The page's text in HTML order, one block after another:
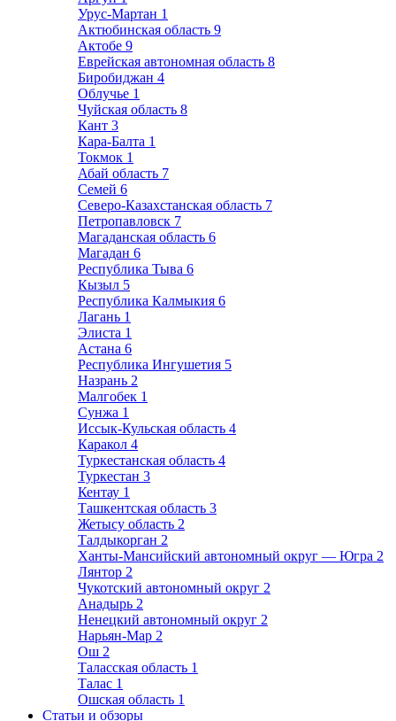
Урус-Мартан 1
Актюбинская область 9
Актобе 9
Еврейская автономная область 8
Биробиджан 4
Облучье 1
Чуйская область 8
Кант 3
Кара-Балта 1
Токмок 1
Абай область 7
Семей 6
Северо-Казахстанская область 7
Петропавловск 7
Магаданская область 6
Магадан 6
Республика Тыва 6
Кызыл 5
Республика Калмыкия 6
Лагань 1
Элиста 1
Астана 6
Республика Ингушетия 5
Назрань 2
Малгобек 1
Сунжа 1
Иссык-Кульская область 4
Каракол 4
Туркестанская область 4
Туркестан 3
Кентау 1
Ташкентская область 3
Жетысу область 2
Талдыкорган 2
Ханты-Мансийский автономный округ — Югра 2
Лянтор 2
Чукотский автономный округ 2
Анадырь 2
Ненецкий автономный округ 2
Нарьян-Мар 2
Ош 2
Таласская область 1
Талас 1
Ошская область 1
Статьи и обзоры